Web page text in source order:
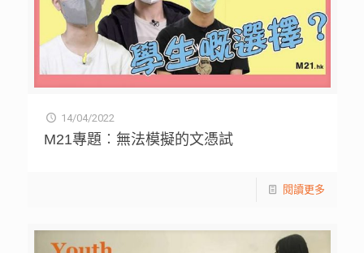
14/04/2022
M21專題︰無法模擬的文憑試
閱讀更多